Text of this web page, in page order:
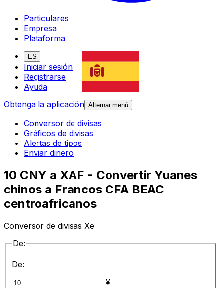
Particulares
Empresa
Plataforma
ES
Iniciar sesión
Registrarse
Ayuda
Obtenga la aplicación Alternar menú
Conversor de divisas
Gráficos de divisas
Alertas de tipos
Enviar dinero
10 CNY a XAF - Convertir Yuanes
chinos a Francos CFA BEAC
centroafricanos
Conversor de divisas Xe
De:
De:
¥